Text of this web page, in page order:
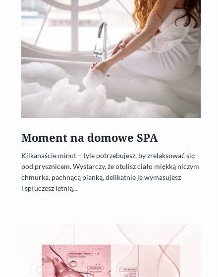
Moment na domowe SPA
Kilkanaście minut – tyle potrzebujesz, by zrelaksować się
pod prysznicem. Wystarczy, że otulisz ciało miękką niczym
chmurka, pachnącą pianką, delikatnie je wymasujesz
i spłuczesz letnią...